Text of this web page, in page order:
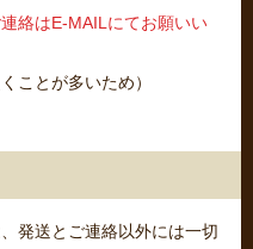
絡はE-MAILにてお願いい
ことが多いため）
発送とご連絡以外には一切